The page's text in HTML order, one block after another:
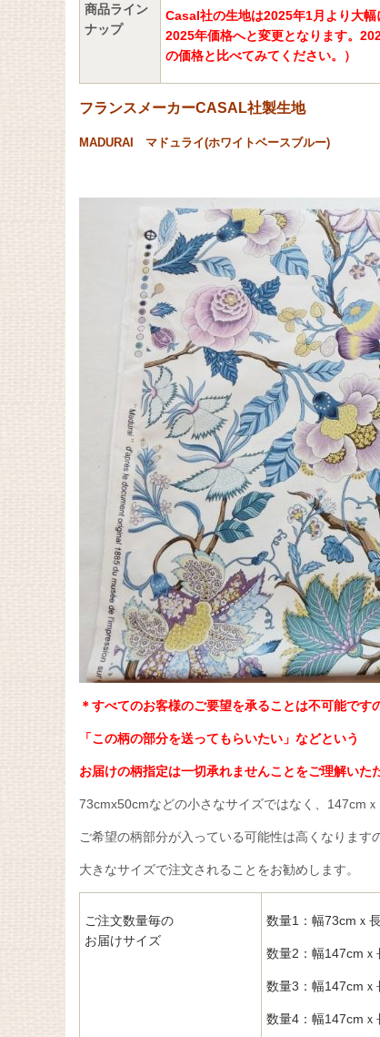
商品ライン
ナップ
Casal社の生地は2025年1月より大
2025年価格へと変更となります。
の価格と比べてみてください。）
フランスメーカーCASAL社製生地
MADURAI マドュライ(ホワイトベースブルー)
＊すべてのお客様のご要望を承ることは不可能です
「この柄の部分を送ってもらいたい」などという
お届けの柄指定は一切承れませんことをご理解いた
73cmx50cmなどの小さなサイズではなく、147cm
ご希望の柄部分が入っている可能性は高くなります
大きなサイズで注文されることをお勧めします。
ご注文数量毎の
お届けサイズ
数量1：幅73cmｘ
数量2：幅147cmｘ
数量3：幅147cm
数量4：幅147cmｘ